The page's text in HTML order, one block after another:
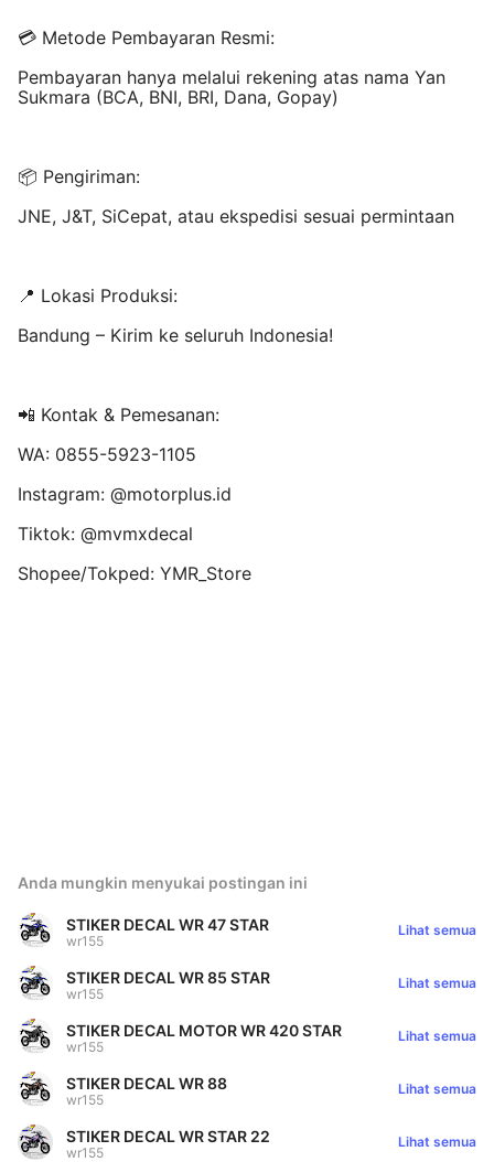
💳 Metode Pembayaran Resmi:
Pembayaran hanya melalui rekening atas nama Yan
Sukmara (BCA, BNI, BRI, Dana, Gopay)
📦 Pengiriman:
JNE, J&T, SiCepat, atau ekspedisi sesuai permintaan
📍 Lokasi Produksi:
Bandung – Kirim ke seluruh Indonesia!
📲 Kontak & Pemesanan:
WA: 0855-5923-1105
Instagram: @motorplus.id
Tiktok: @mvmxdecal
Shopee/Tokped: YMR_Store
Anda mungkin menyukai postingan ini
STIKER DECAL WR 47 STAR
wr155
Lihat semua
STIKER DECAL WR 85 STAR
wr155
Lihat semua
STIKER DECAL MOTOR WR 420 STAR
wr155
Lihat semua
STIKER DECAL WR 88
wr155
Lihat semua
STIKER DECAL WR STAR 22
wr155
Lihat semua